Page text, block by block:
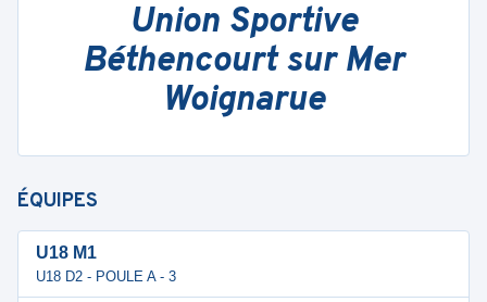
Union Sportive
Béthencourt sur Mer
Woignarue
ÉQUIPES
U18 M1
U18 D2 - POULE A - 3